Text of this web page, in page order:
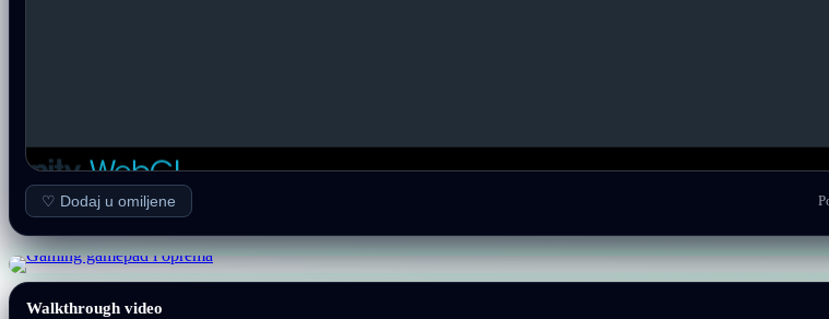
♡ Dodaj u omiljene
Walkthrough video